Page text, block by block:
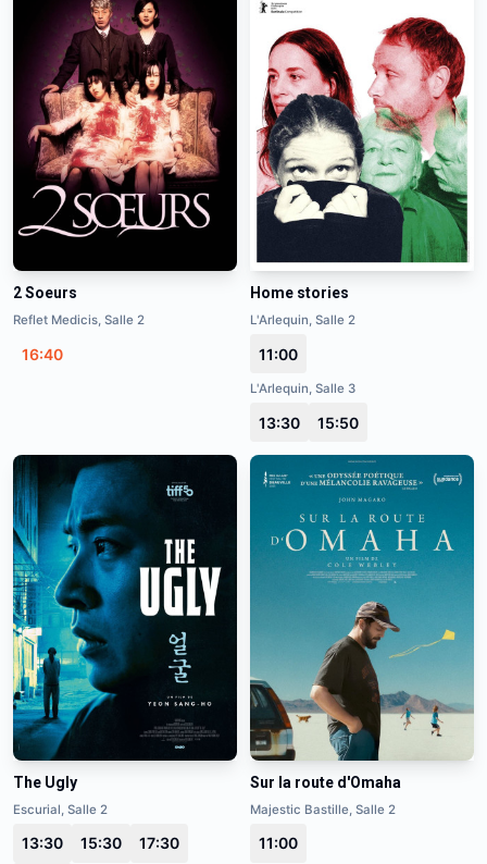
2 Soeurs
Reflet Medicis, Salle 2
16:40
Home stories
L'Arlequin, Salle 2
11:00
L'Arlequin, Salle 3
13:30 15:50
The Ugly
Escurial, Salle 2
13:30 15:30 17:30
Sur la route d'Omaha
Majestic Bastille, Salle 2
11:00